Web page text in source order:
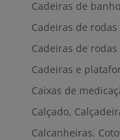
Cadeiras de
Cadeiras de
Cadeiras de
Cadeiras e
Caixas de
Calçado,
Calcanheiras,